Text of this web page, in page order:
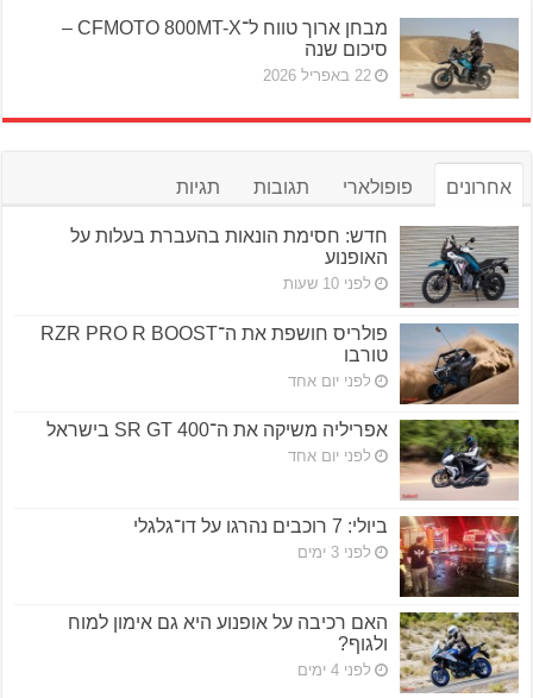
מבחן ארוך טווח ל־CFMOTO 800MT-X –
סיכום שנה
22 באפריל 2026
אחרונים פופולארי תגובות תגיות
חדש: חסימת הונאות בהעברת בעלות על
האופנוע
לפני 10 שעות
פולריס חושפת את ה־RZR PRO R BOOST
טורבו
לפני יום אחד
אפריליה משיקה את ה־SR GT 400 בישראל
לפני יום אחד
ביולי: 7 רוכבים נהרגו על דו־גלגלי
לפני 3 ימים
האם רכיבה על אופנוע היא גם אימון למוח
ולגוף?
לפני 4 ימים